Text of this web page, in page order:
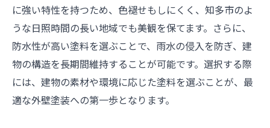
に強い特性を持つため、色褪せもしにくく、知多市のよ
うな日照時間の長い地域でも美観を保てます。さらに、
防水性が高い塗料を選ぶことで、雨水の侵入を防ぎ、建
物の構造を長期間維持することが可能です。選択する際
には、建物の素材や環境に応じた塗料を選ぶことが、最
適な外壁塗装への第一歩となります。